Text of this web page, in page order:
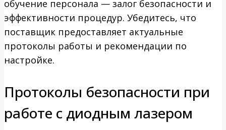
обучение персонала — залог безопасности и
эффективности процедур. Убедитесь, что
поставщик предоставляет актуальные
протоколы работы и рекомендации по
настройке.
Протоколы безопасности при
работе с диодным лазером